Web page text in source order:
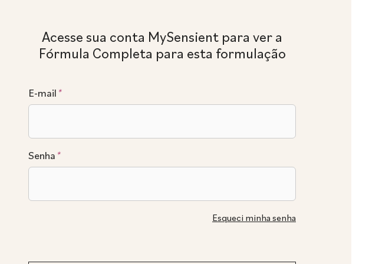
Acesse sua conta MySensient para ver a
Fórmula Completa para esta formulação
E-mail *
Senha *
Esqueci minha senha